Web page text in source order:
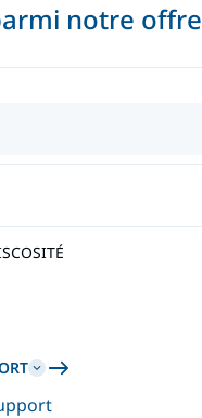
notre offre